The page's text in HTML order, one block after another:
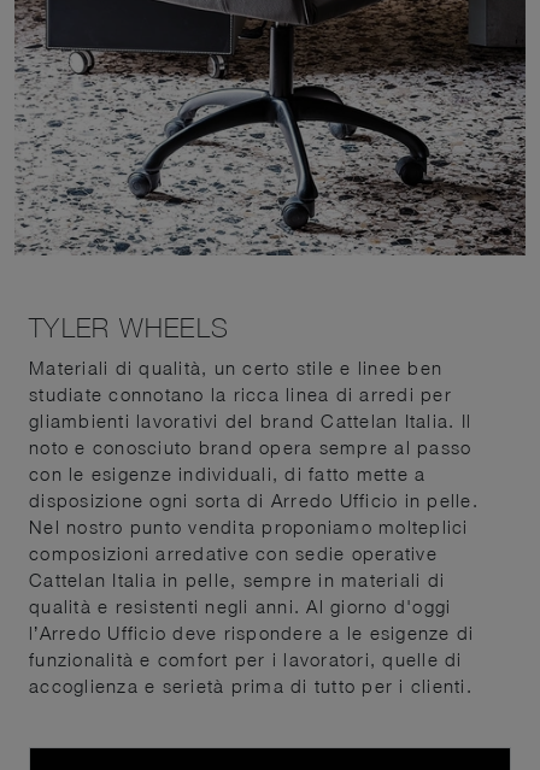
TYLER WHEELS
Materiali di qualità, un certo stile e linee ben
studiate connotano la ricca linea di arredi per
gliambienti lavorativi del brand Cattelan Italia. Il
noto e conosciuto brand opera sempre al passo
con le esigenze individuali, di fatto mette a
disposizione ogni sorta di Arredo Ufficio in pelle.
Nel nostro punto vendita proponiamo molteplici
composizioni arredative con sedie operative
Cattelan Italia in pelle, sempre in materiali di
qualità e resistenti negli anni. Al giorno d'oggi
l’Arredo Ufficio deve rispondere a le esigenze di
funzionalità e comfort per i lavoratori, quelle di
accoglienza e serietà prima di tutto per i clienti.